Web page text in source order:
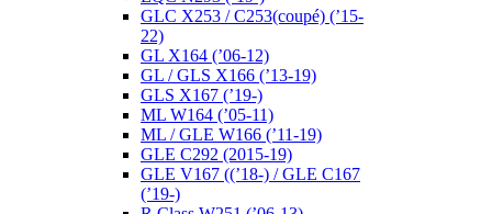
GLC X253 / C253(coupé) (’15-
22)
GL X164 (’06-12)
GL / GLS X166 (’13-19)
GLS X167 (’19-)
ML W164 (’05-11)
ML / GLE W166 (’11-19)
GLE C292 (2015-19)
GLE V167 ((’18-) / GLE C167
(’19-)